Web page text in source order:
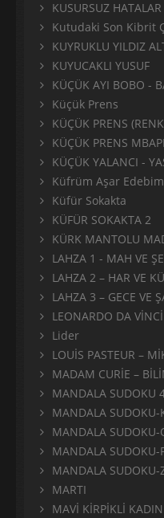
KUSURSUZ HATALAR
Kutudaki Son Kibrit
KUYRUKLU YILDIZ
KUYUCAKLI YUSUF
KÜÇÜK AYI BOBO -
Küçük Prens
KÜÇÜK PRENS
KÜÇÜK PRENS
KÜÇÜK YALANCI -
Küfrüm Aşar
Küfür Sokakta
KÜFÜR SOKAKTA 2
KÜRK MANTOLU
LAHZA 1 - MAH VE
LAHZA 2 – HAR VE
LAHZA 3 – GECE VE
LEONARDO DA
Lider
LOUİS PASTEUR –
MADAM CURİE –
MANDALA SUDOKU
MANDALA SUDOKU-
MANDALA SUDOKU-
MANDALA SUDOKU-
MANDALA SUDOKU-
MARTI
MAVİ KİRPİKLİ